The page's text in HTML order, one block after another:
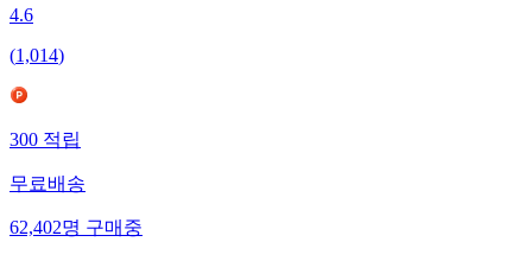
4.6
(1,014)
300 적립
무료배송
62,402명 구매중